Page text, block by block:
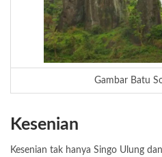
Gambar Batu
Kesenian
Kesenian tak hanya Singo Ulung